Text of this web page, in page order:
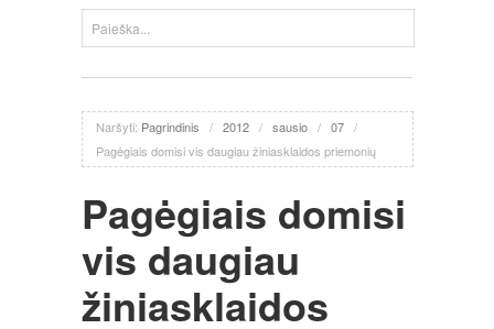
Naršyti: Pagrindinis / 2012 / sausio / 07 /
Pagėgiais domisi vis daugiau žiniasklaidos priemonių
Pagėgiais domisi
vis daugiau
žiniasklaidos